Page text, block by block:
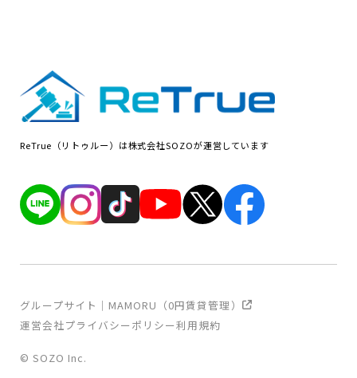
ReTrue（リトゥルー）は株式会社SOZOが運営しています
運営会社プライバシーポリシー利用規約
グループサイト｜MAMORU（0円賃貸管理）
© SOZO Inc.